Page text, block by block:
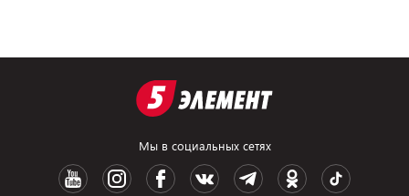
Мы в социальных сетях